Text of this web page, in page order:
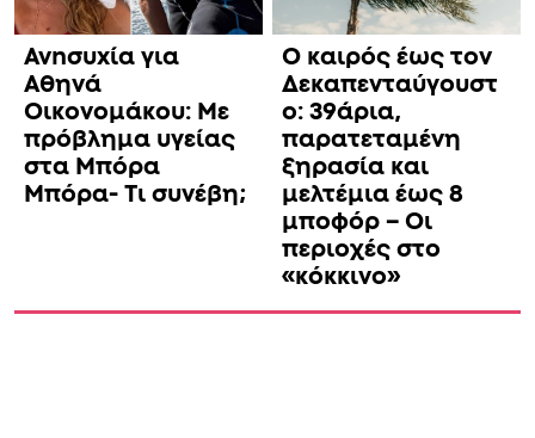
Ανnσυxία για
Αθηνά
Οικονομάκου: Με
πρόβλημα υγείας
στα Μπόρα
Μπόρα- Τι συνέβη;
Ο καιρός έως τον
Δεκαπενταύγουστ
ο: 39άρια,
παρατεταμένη
ξηρασία και
μελτέμια έως 8
μποφόρ – Οι
περιοχές στο
«κόκκινο»